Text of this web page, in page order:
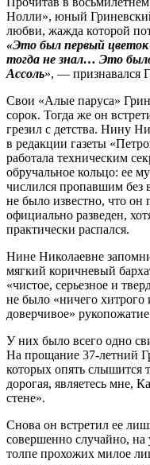
Нолли», юный
любви, жажда которой
«Это был первый
тогда не знал… Это
Ассоль», — признавался
Свои «Алые паруса»
сорок. Тогда же он
грезил с детства. Нину
в редакции газеты
работала техническим
обручальное кольцо: ее
числился пропавшим без
не было известно, что
официально разведен,
практически распался.
Нине Николаевне
мягкий коричневый
«чистое, серьезное и
не было «ничего
доверчивое»
У них было всего одно
На прощание 37‑летний
которых опять слышится
дорогая, являетесь мне,
стене».
Снова он встретил ее
совершенно случайно, на
толпе прохожих милое